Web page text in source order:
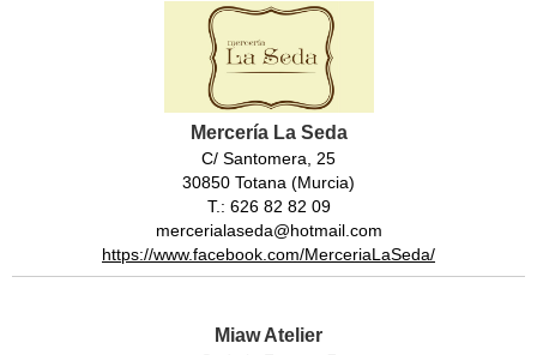
Mercería La Seda
C/ Santomera, 25
30850 Totana (Murcia)
T.: 626 82 82 09
mercerialaseda@hotmail.com
https://www.facebook.com/MerceriaLaSeda/
Miaw Atelier